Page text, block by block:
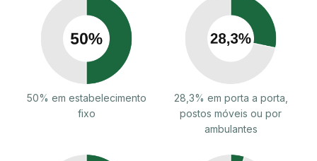
50% em estabelecimento
fixo
28,3% em porta a porta,
postos móveis ou por
ambulantes